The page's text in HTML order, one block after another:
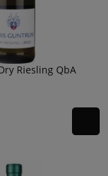
Riesling QbA